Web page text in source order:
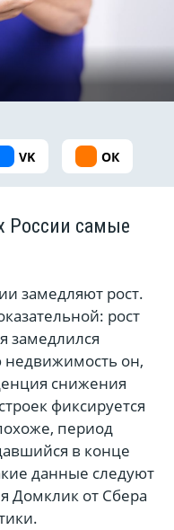
VK ОК
России самые
замедляют рост.
рост
замедлился
недвижимость он,
снижения
фиксируется
период
в конце
данные следуют
Домклик от Сбера